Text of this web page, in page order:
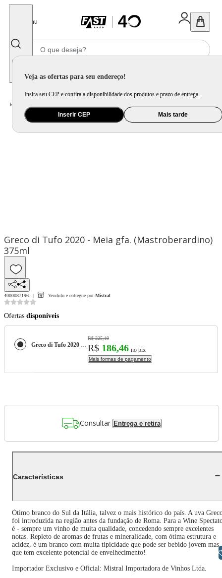
Menu
Veja as ofertas para seu endereço!
Insira seu CEP e confira a disponibilidade dos produtos e prazo de entrega.
Inserir CEP Mais tarde
Home
Greco di Tufo 2020 - Meia gfa. (Mastroberardino)
375ml
4000087196 Vendido e entregue por Mistral
Ofertas disponíveis
Greco di Tufo 2020 - Meia gfa. (Mastroberardino) 375ml
R$ 225,19
R$ 186,46 no pix
Mais formas de pagamento
Consultar Entrega e retira
Características
Ótimo branco do Sul da Itália, talvez o mais histórico do país. A uva
foi introduzida na região antes da fundação de Roma. Para a Wine
é - sempre um vinho de muita qualidade, concedendo sempre excelentes
notas. Repleto de aromas de frutas e mineralidade, com ótima estrutura e
acidez, é um branco com muita tipicidade que pode ser bebido jovem mas
que tem excelente potencial de envelhecimento!
Importador Exclusivo e Oficial: Mistral Importadora de Vinhos Ltda.